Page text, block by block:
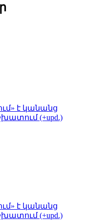
է կանանց
(+upd.)
է կանանց
(+upd.)